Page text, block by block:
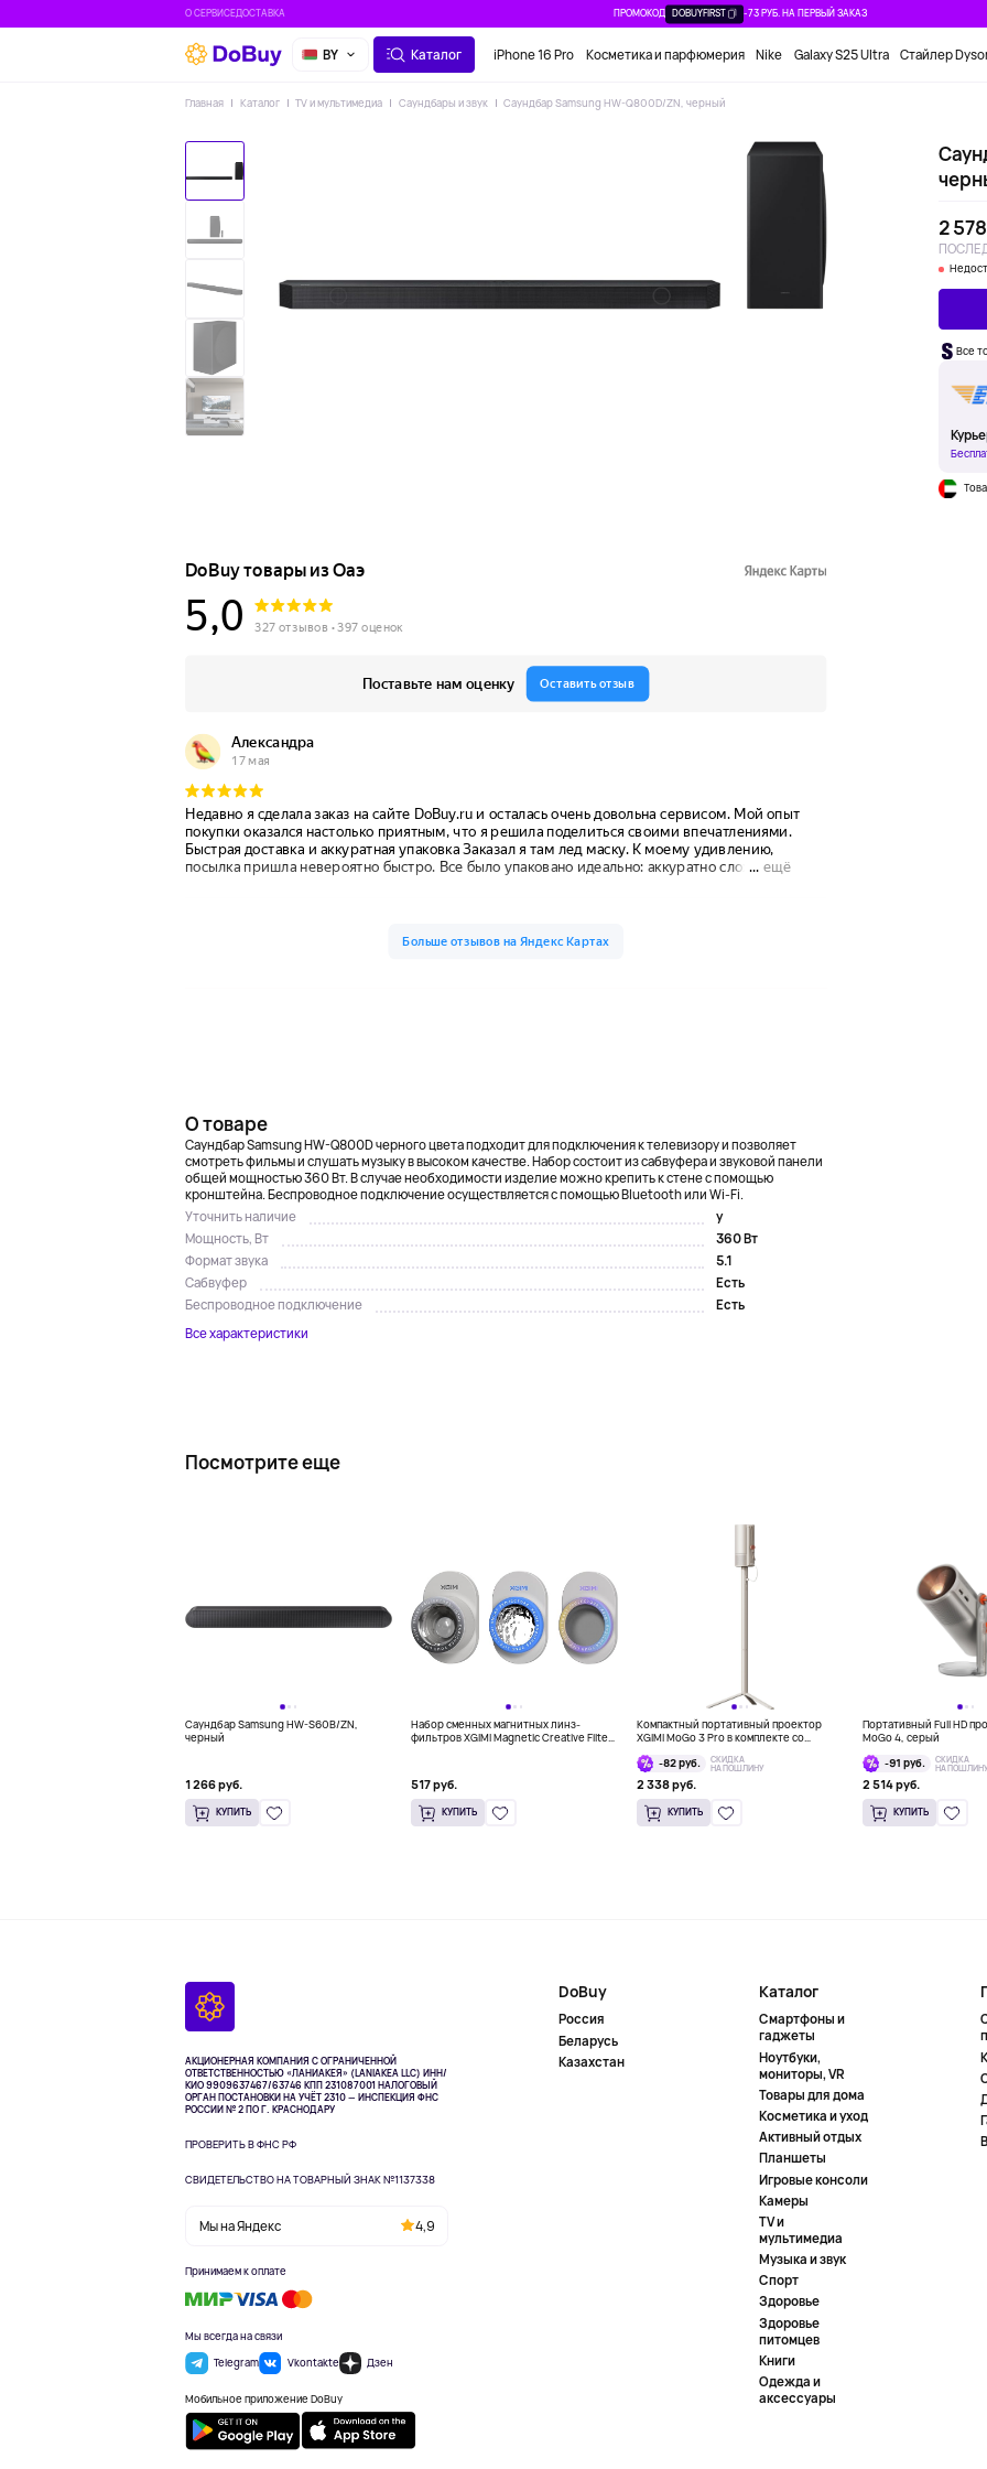
О СЕРВИСЕДОСТАВКА ПРОМОКОД DOBUYFIRST -73 РУБ. НА ПЕРВЫЙ ЗАКАЗ
BY Каталог iPhone 16 Pro Косметика и парфюмерия Nike Galaxy S25 Ultra Стайлер
Главная Каталог TV и мультимедиа Саундбары и звук Саундбар Samsung HW-Q800D/ZN, черный
2
Все
О товаре
Саундбар Samsung HW-Q800D черного цвета подходит для подключения к телевизору и позволяет
смотреть фильмы и слушать музыку в высоком качестве. Набор состоит из сабвуфера и звуковой панели
общей мощностью 360 Вт. В случае необходимости изделие можно крепить к стене с помощью
кронштейна. Беспроводное подключение осуществляется с помощью Bluetooth или Wi-Fi.
Уточнить наличие
y
Мощность, Вт
360 Вт
Формат звука
5.1
Сабвуфер
Есть
Беспроводное подключение
Есть
Все характеристики
Посмотрите еще
Саундбар Samsung HW-S60B/ZN,
черный
1 266 руб.
КУПИТЬ
Набор сменных магнитных линз-
фильтров XGIMI Magnetic Creative Filter
517 руб.
КУПИТЬ
Компактный портативный проектор
XGIMI MoGo 3 Pro в комплекте со
PowerBase Stand
-82 руб.
СКИДКА
НА ПОШЛИНУ
2 338 руб.
КУПИТЬ
Портативный Full HD
MoGo 4, серый
-91 руб.
СКИДКА
НА ПОШЛИНУ
2 514 руб.
КУПИТЬ
АКЦИОНЕРНАЯ КОМПАНИЯ С ОГРАНИЧЕННОЙ
ОТВЕТСТВЕННОСТЬЮ «ЛАНИАКЕЯ» (LANIAKEA LLC) ИНН/
КИО 9909637467/63746 КПП 231087001НАЛОГОВЫЙ
ОРГАН ПОСТАНОВКИ НА УЧЁТ 2310 — ИНСПЕКЦИЯ ФНС
РОССИИ № 2 ПО Г. КРАСНОДАРУ
ПРОВЕРИТЬ В ФНС РФ
СВИДЕТЕЛЬСТВО НА ТОВАРНЫЙ ЗНАК №1137338
Мы на Яндекс 4,9
Принимаем к оплате
Мы всегда на связи
Telegram
Vkontakte Дзен
Мобильное приложение DoBuy
DoBuy
Россия
Беларусь
Казахстан
Каталог
Смартфоны и
гаджеты
Ноутбуки,
мониторы, VR
Товары для дома
Косметика и уход
Активный отдых
Планшеты
Игровые консоли
Камеры
TV и
мультимедиа
Музыка и звук
Спорт
Здоровье
Здоровье
питомцев
Книги
Одежда и
аксессуары